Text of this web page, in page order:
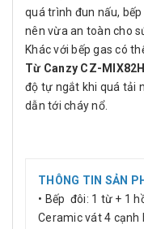
quá trình đun nấu,
nên vừa an toàn cho
Khác với bếp gas có
Từ Canzy CZ-MIX82H
độ tự ngắt khi quá tải
dẫn tới cháy nổ.
THÔNG TIN SẢN
• Bếp đôi: 1 từ + 1
Ceramic vát 4 cạnh